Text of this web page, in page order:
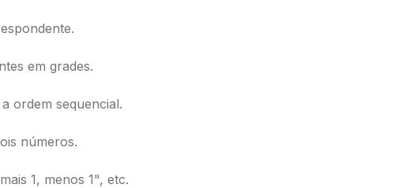
em grades.
ordem sequencial.
números.
1, menos 1", etc.